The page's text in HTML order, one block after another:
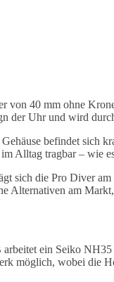
von 40 mm ohne
der Uhr und wird
befindet sich
Alltag tragbar – wie
sich die Pro Diver
Alternativen am
ein Seiko
möglich, wobei die